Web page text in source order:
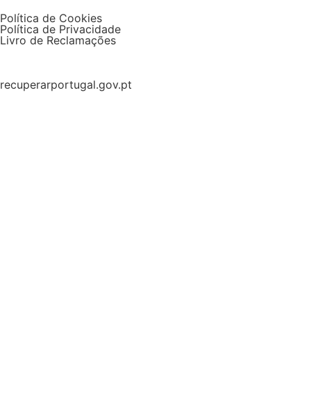
Política de Cookies
Política de Privacidade
Livro de Reclamações
recuperarportugal.gov.pt